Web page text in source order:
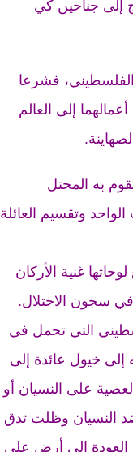
إلى جناحين كي
فشرعا
إلى العالم
في عام 1999، تعبّر عما يقوم به المحتل
وتقسيم العائلة
غنية الأركان
سجون الاحتلال.
التي تحمل في
إلى خيول عائدة إلى
على النسيان أو
النسيان وظلت تدق
العودة إلى أرض على